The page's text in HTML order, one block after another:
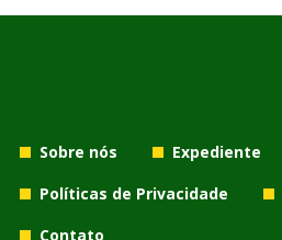
Sobre nós
Expediente
Políticas de Privacidade
Contato